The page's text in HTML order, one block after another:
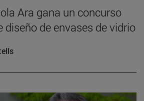
Ara gana un concurso
diseño de envases de vidrio